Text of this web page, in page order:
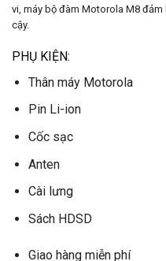
vi, máy bộ đàm Motorola M8
cậy.
PHỤ KIỆN:
Thân máy Motorola
Pin Li-ion
Cốc sạc
Anten
Cài lưng
Sách HDSD
Giao hàng miễn phí